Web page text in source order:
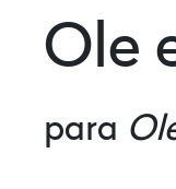
Ole
para